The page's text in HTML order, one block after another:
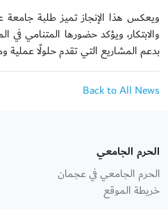
ويعكس هذا الإنجاز تميز طلبة
والابتكار، ويؤكد حضورها المتنامي في
بدعم المشاريع التي تقدم حلولًا عملية
Back to All News
الحرم الجامعي
الحرم الجامعي في عجمان
خريطة الموقع